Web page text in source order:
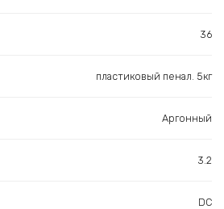
36
пластиковый пенал. 5кг
Аргонный
3.2
DC